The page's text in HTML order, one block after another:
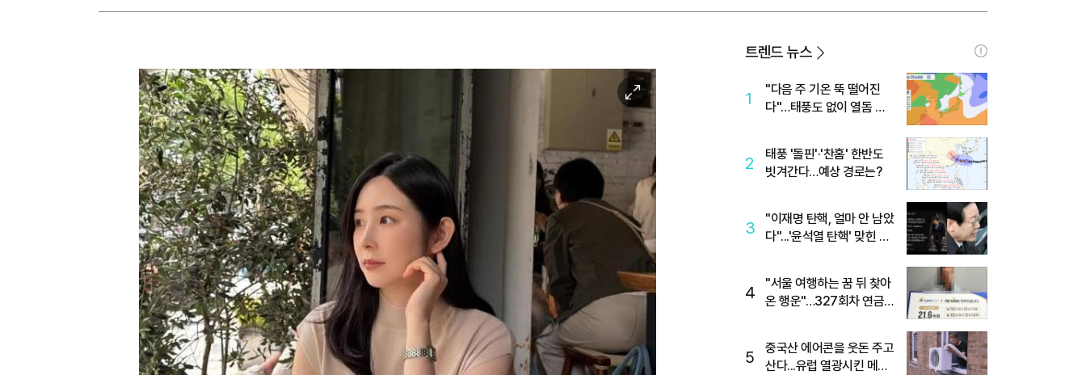
트
트
이
미
지
확
대
트렌드 뉴스
1
"다음 주 기온 뚝 떨어진
다"…태풍도 없이 열돔 박
2
태풍 '돌핀'·'찬홈' 한반도
빗겨간다…예상 경로는?
3
"이재명 탄핵, 얼마 안 남았
다"...'윤석열 탄핵' 맞힌 무
4
"서울 여행하는 꿈 뒤 찾아
온 행운"…327회차 연금
5
중국산 에어콘을 웃돈 주고
산다...유럽 열광시킨 메이